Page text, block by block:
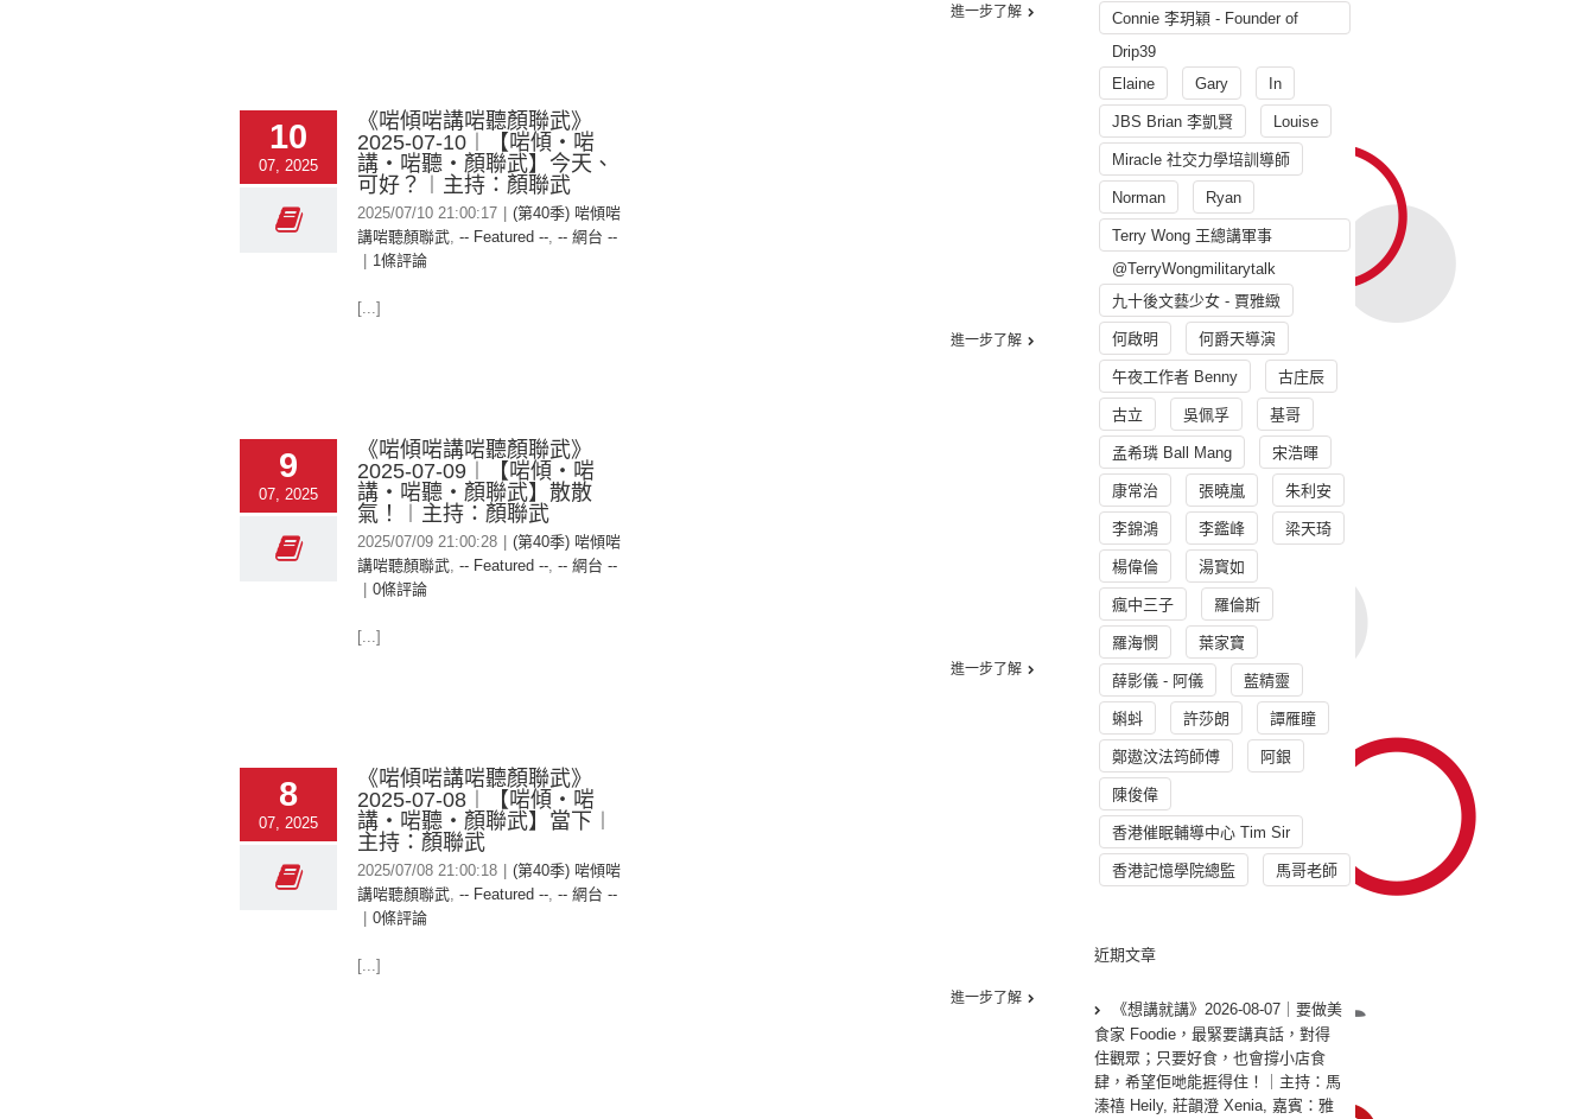
進一步了解
10
07, 2025
《啱傾啱講啱聽顏聯武》
2025-07-10︱【啱傾‧啱
講‧啱聽‧顏聯武】今天、
可好？︱主持：顏聯武
2025/07/10 21:00:17
(第40季) 啱傾啱
講啱聽顏聯武, -- Featured --, -- 網台 --
1條評論
[...]
進一步了解
9
07, 2025
《啱傾啱講啱聽顏聯武》
2025-07-09︱【啱傾‧啱
講‧啱聽‧顏聯武】散散
氣！︱主持：顏聯武
2025/07/09 21:00:28
(第40季) 啱傾啱
講啱聽顏聯武, -- Featured --, -- 網台 --
0條評論
[...]
進一步了解
8
07, 2025
《啱傾啱講啱聽顏聯武》
2025-07-08︱【啱傾‧啱
講‧啱聽‧顏聯武】當下︱
主持：顏聯武
2025/07/08 21:00:18
(第40季) 啱傾啱
講啱聽顏聯武, -- Featured --, -- 網台 --
0條評論
[...]
進一步了解
Connie 李玥穎 - Founder of
Drip39
Elaine
Gary In
JBS Brian 李凱賢 Louise
Miracle 社交力學培訓導師
Norman Ryan
Terry Wong 王總講軍事
@TerryWongmilitarytalk
九十後文藝少女 - 賈雅緻
何啟明 何爵天導演
午夜工作者 Benny 古庄辰
古立 吳佩孚 基哥
孟希璘 Ball Mang 宋浩暉
康常治 張曉嵐 朱利安
李錦鴻 李鑑峰 梁天琦
楊偉倫 湯寳如
瘋中三子 羅倫斯
羅海憫 葉家寶
薛影儀 - 阿儀 藍精靈
蝌蚪 許莎朗 譚雁瞳
鄭遨汶法筠師傅 阿銀
陳俊偉
香港催眠輔導中心 Tim Sir
香港記憶學院總監 馬哥老師
近期文章
《想講就講》2026-08-07｜要做美
食家 Foodie，最緊要講真話，對得
住觀眾；只要好食，也會撐小店食
肆，希望佢哋能捱得住！｜主持：馬
溱禧 Heily, 莊韻澄 Xenia, 嘉賓：雅